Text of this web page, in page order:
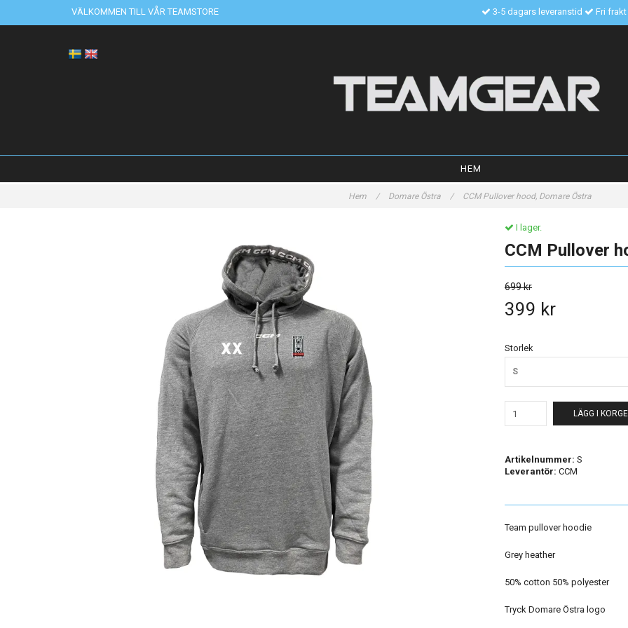
VÄLKOMMEN TILL VÅR TEAMSTORE 3-5 dagars leveranstid Fri
HEM
Hem / Domare Östra / CCM Pullover hood, Domare Östra
I lager.
CCM Pullover
699 kr
399 kr
Storlek
S
LÄGG I
Artikelnummer: S
Leverantör: CCM
Team pullover hoodie
Grey heather
50% cotton 50% polyester
Tryck Domare Östra logo